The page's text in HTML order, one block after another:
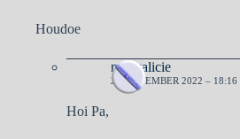
Houdoe
naargalicie
28 NOVEMBER 2022 – 18:16
Hoi Pa,